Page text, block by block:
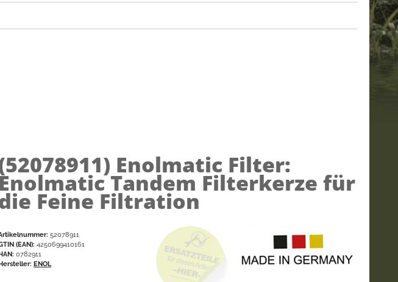
Enolmatic Filter:
Enolmatic Tandem Filterkerze für
Feine Filtration
52078911
(EAN): 4250699410161
0782911
ENOL